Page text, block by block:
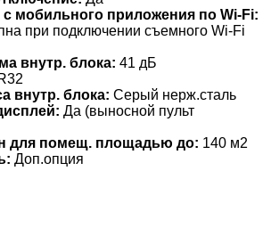
мобильного приложения по Wi-Fi:
при подключении съемного Wi-Fi
внутр. блока: 41 дБ
внутр. блока: Серый нерж.сталь
Да (выносной пульт
для помещ. площадью до: 140 м2
Доп.опция